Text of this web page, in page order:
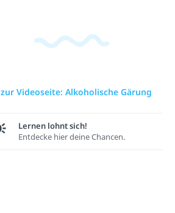
zur Videoseite: Alkoholische Gärung
Lernen lohnt sich!
Entdecke hier deine Chancen.